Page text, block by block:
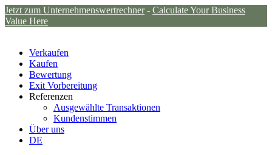
Jetzt zum Unternehmenswertrechner- Calculate Your Business
Value Here
Verkaufen
Kaufen
Bewertung
Exit Vorbereitung
Referenzen
Ausgewählte Transaktionen
Kundenstimmen
Über uns
DE